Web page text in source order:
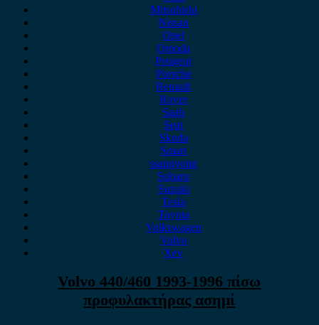
Mitsubishi
Nissan
Opel
Omoda
Peugeot
Porsche
Renault
Rover
Saab
Seat
Skoda
Smart
ssangyong
Subaru
Suzuki
Tesla
Toyota
Volkswagen
Volvo
Xev
Volvo 440/460 1993-1996 πίσω
προφυλακτήρας ασημί